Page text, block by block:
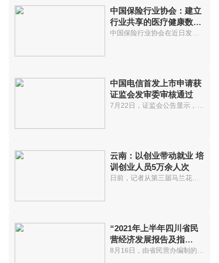
中国保险行业协会：建立
行业共享的医疗健康数据
库
中国电信首发上市申请获
证监会发审委审核通过
云南：以创业带动就业 培
训创业人员5万余人次
日前，记者从第三届马兰花全国创...
“2021年上半年四川省民
营经济发展报告及指
数”出炉
8月16日，由省民营办编制的2021...